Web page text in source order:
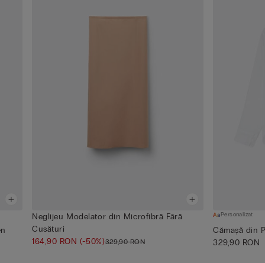
Neglijeu Modelator din Microfibră Fără
Cusături
164,90 RON(-50%)329,90 RON
Personalizat
Cămașă din
329,90 RON